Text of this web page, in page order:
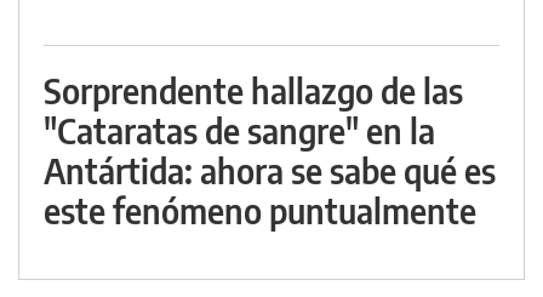
Sorprendente hallazgo de las
"Cataratas de sangre" en la
Antártida: ahora se sabe qué es
este fenómeno puntualmente